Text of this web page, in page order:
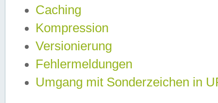
Caching
Kompression
Versionierung
Fehlermeldungen
Umgang mit Sonderzeichen in